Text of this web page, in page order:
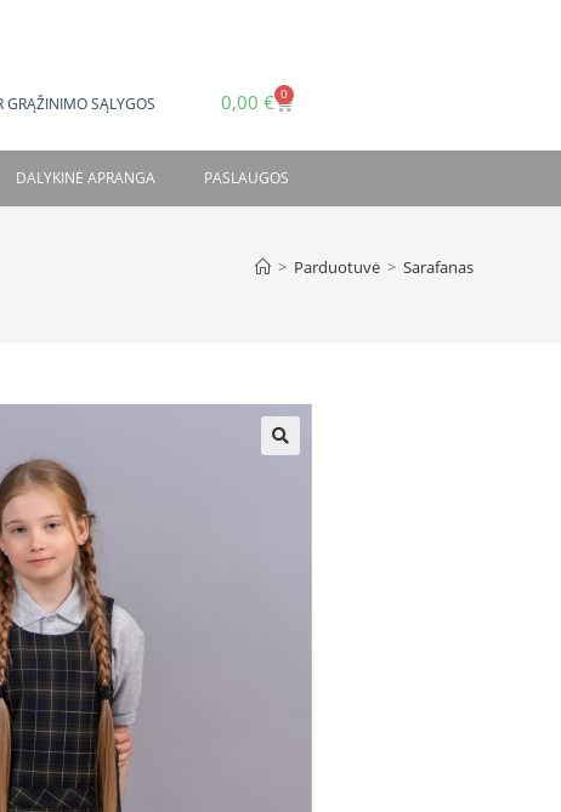
GRĄŽINIMO SĄLYGOS 0,00 € 0
DALYKINĖ APRANGA PASLAUGOS
> Parduotuvė > Sarafanas